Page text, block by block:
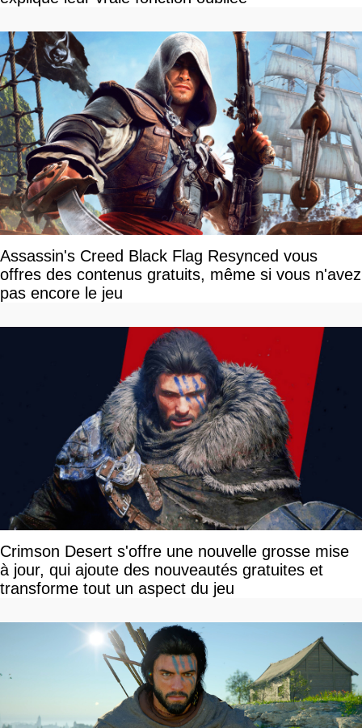
Assassin's Creed Black Flag Resynced vous
offres des contenus gratuits, même si vous n'avez
pas encore le jeu
Crimson Desert s'offre une nouvelle grosse mise
à jour, qui ajoute des nouveautés gratuites et
transforme tout un aspect du jeu